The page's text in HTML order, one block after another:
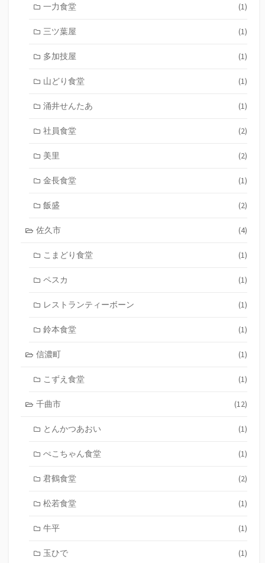
一力食堂 (1)
三ツ葉屋 (1)
多加技屋 (1)
山どり食堂 (1)
涌井せんたあ (1)
社員食堂 (2)
美里 (2)
金長食堂 (1)
飯盛 (2)
佐久市 (4)
こまどり食堂 (1)
ペスカ (1)
レストランティーボーン (1)
鈴本食堂 (1)
信濃町 (1)
こずえ食堂 (1)
千曲市 (12)
とんかつあおい (1)
ぺこちゃん食堂 (1)
君鶴食堂 (2)
松若食堂 (1)
牛平 (1)
玉ひで (1)